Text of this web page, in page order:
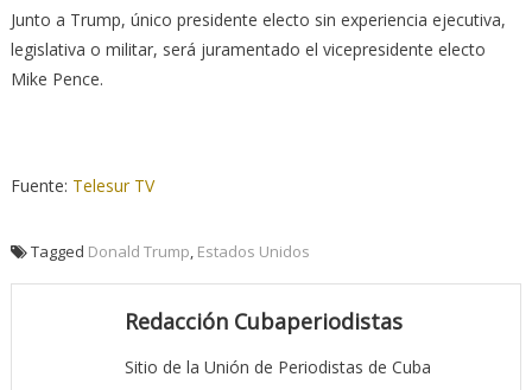
Junto a Trump, único presidente electo sin experiencia ejecutiva,
legislativa o militar, será juramentado el vicepresidente electo
Mike Pence.
Fuente: Telesur TV
Tagged Donald Trump, Estados Unidos
Redacción Cubaperiodistas
Sitio de la Unión de Periodistas de Cuba